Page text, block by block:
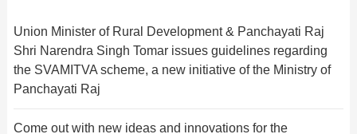
Union Minister of Rural Development & Panchayati Raj
Shri Narendra Singh Tomar issues guidelines regarding
the SVAMITVA scheme, a new initiative of the Ministry of
Panchayati Raj
Come out with new ideas and innovations for the